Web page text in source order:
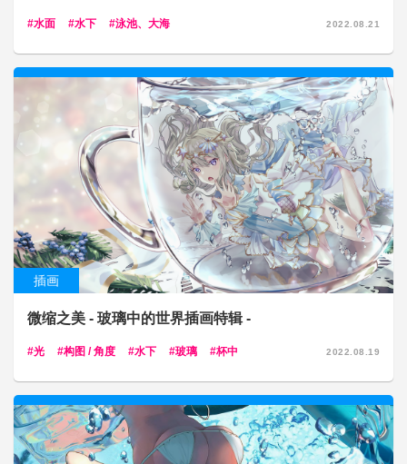
水面 水下 泳池、大海 2022.08.21
插画
微缩之美 - 玻璃中的世界插画特辑 -
光 构图 / 角度 水下 玻璃 杯中 2022.08.19